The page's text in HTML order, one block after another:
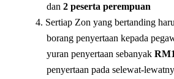
dan 2 peserta perempuan
4. Sertiap Zon yang bertanding
borang penyertaan kepada
yuran penyertaan sebanyak
penyertaan pada selewat-